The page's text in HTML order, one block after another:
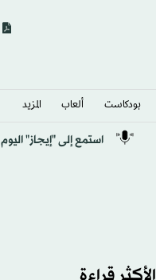
بودكاست ألعاب المزيد
استمع إلى "إيجاز" اليوم